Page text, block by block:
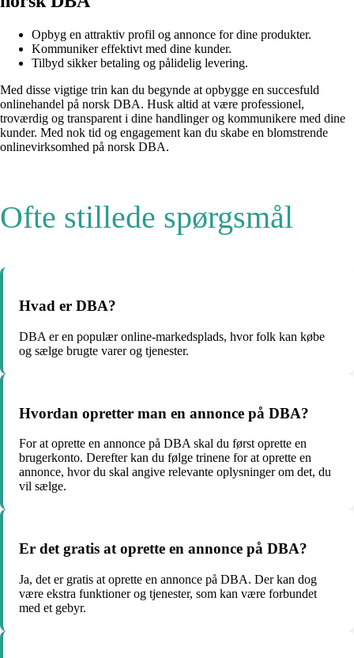
Opbyg en attraktiv profil og annonce for dine produkter.
Kommuniker effektivt med dine kunder.
Tilbyd sikker betaling og pålidelig levering.
Med disse vigtige trin kan du begynde at opbygge en succesfuld
onlinehandel på norsk DBA. Husk altid at være professionel,
troværdig og transparent i dine handlinger og kommunikere med dine
kunder. Med nok tid og engagement kan du skabe en blomstrende
onlinevirksomhed på norsk DBA.
Ofte stillede spørgsmål
Hvad er DBA?
DBA er en populær online-markedsplads, hvor folk kan købe
og sælge brugte varer og tjenester.
Hvordan opretter man en annonce på DBA?
For at oprette en annonce på DBA skal du først oprette en
brugerkonto. Derefter kan du følge trinene for at oprette en
annonce, hvor du skal angive relevante oplysninger om det, du
vil sælge.
Er det gratis at oprette en annonce på DBA?
Ja, det er gratis at oprette en annonce på DBA. Der kan dog
være ekstra funktioner og tjenester, som kan være forbundet
med et gebyr.